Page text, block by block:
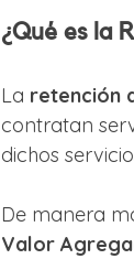
¿Qué es la
La retención
contratan
dichos
De manera
Valor